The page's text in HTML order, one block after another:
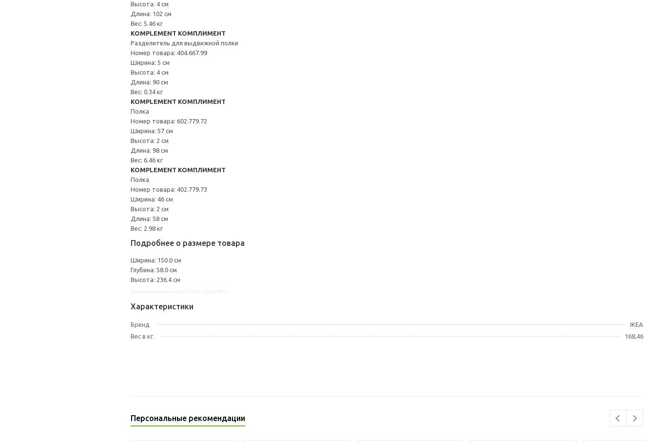
Высота: 4 см
Длина: 102 см
Вес: 5.46 кг
KOMPLEMENT КОМПЛИМЕНТ
Разделитель для выдвижной полки
Номер товара: 404.667.99
Ширина: 5 см
Высота: 4 см
Длина: 90 см
Вес: 0.34 кг
KOMPLEMENT КОМПЛИМЕНТ
Полка
Номер товара: 602.779.72
Ширина: 57 см
Высота: 2 см
Длина: 98 см
Вес: 6.46 кг
KOMPLEMENT КОМПЛИМЕНТ
Полка
Номер товара: 402.779.73
Ширина: 46 см
Высота: 2 см
Длина: 58 см
Вес: 2.98 кг
Подробнее о размере товара
Ширина: 150.0 см
Глубина: 58.0 см
Высота: 236.4 см
Характеристики
Бренд
IKEA
Вес в кг.
168,46
Персональные рекомендации